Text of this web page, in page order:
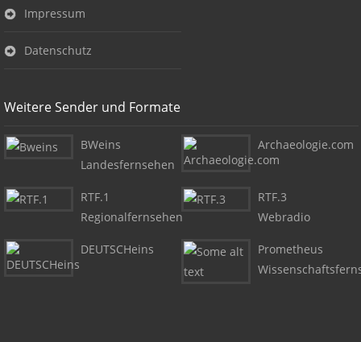
Impressum
Datenschutz
Weitere Sender und Formate
BWeins
Landesfernsehen
RTF.1
Regionalfernsehen
DEUTSCHeins
Archaeologie.com
RTF.3
Webradio
Prometheus